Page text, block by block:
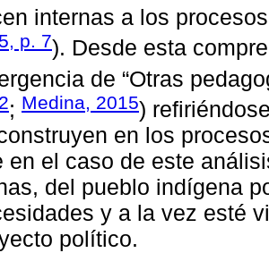
internas a los
p. 7). Desde esta
de “Otras
; Medina, 2015)
en los
en el caso de este
del pueblo indígena
y a la vez esté
político.